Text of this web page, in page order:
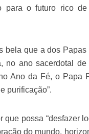
para o futuro rico
bela que a dos
no ano sacerdotal
Ano da Fé, o Papa
purificação”.
possa “desfazer
do mundo,